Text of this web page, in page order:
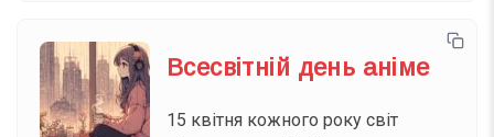
Всесвітній день аніме
15 квітня кожного року світ